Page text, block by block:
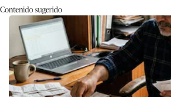
Contenido sugerido